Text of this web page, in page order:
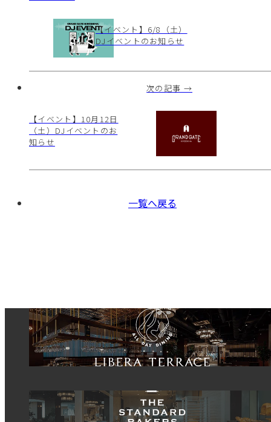
【イベント】6/8（土）
DJイベントのお知らせ
次の記事 →
【イベント】10月12日
（土）DJイベントのお
知らせ
一覧へ戻る